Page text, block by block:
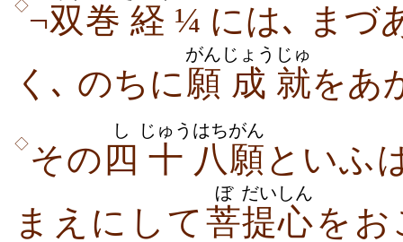
◇¬双巻 経 ¼ には､ まづ
く､ のちに願
がん
成
じょう
就
じゅ
をあ
◇ その 四
し
十
じゅう
八願
はちがん
といふ
まえにして菩
ぼ
提
だい
心
しん
を